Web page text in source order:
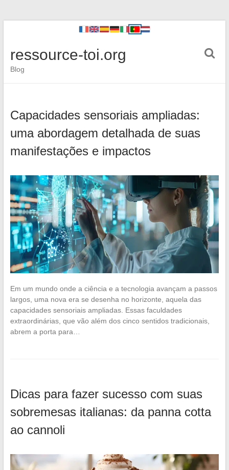
ressource-toi.org
Blog
Capacidades sensoriais ampliadas:
uma abordagem detalhada de suas
manifestações e impactos
Em um mundo onde a ciência e a tecnologia avançam a passos
largos, uma nova era se desenha no horizonte, aquela das
capacidades sensoriais ampliadas. Essas faculdades
extraordinárias, que vão além dos cinco sentidos tradicionais,
abrem a porta para…
Dicas para fazer sucesso com suas
sobremesas italianas: da panna cotta
ao cannoli